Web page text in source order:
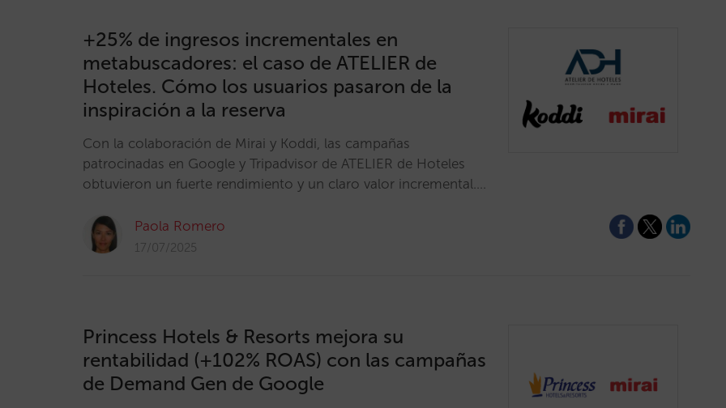
+25% de ingresos incrementales en
metabuscadores: el caso de ATELIER de
Hoteles. Cómo los usuarios pasaron de la
inspiración a la reserva
Con la colaboración de Mirai y Koddi, las campañas
patrocinadas en Google y Tripadvisor de ATELIER de Hoteles
obtuvieron un fuerte rendimiento y un claro valor incremental.…
Paola Romero
17/07/2025
Princess Hotels & Resorts mejora su
rentabilidad (+102% ROAS) con las campañas
de Demand Gen de Google